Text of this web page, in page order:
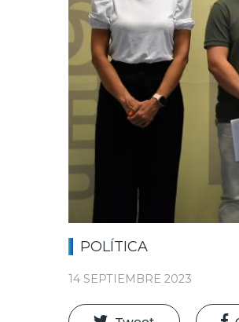
POLÍTICA
14 SEPTIEMBRE 2023